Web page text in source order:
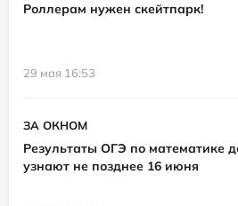
Роллерам нужен скейтпарк!
29 мая 16:53
ЗА ОКНОМ
Результаты ОГЭ по математике
узнают не позднее 16 июня